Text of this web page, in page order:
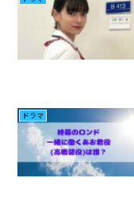
ドラマ